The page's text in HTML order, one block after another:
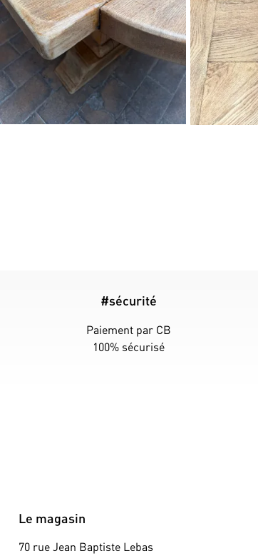
#sécurité
Paiement par CB
100% sécurisé
Le magasin
70 rue Jean Baptiste Lebas